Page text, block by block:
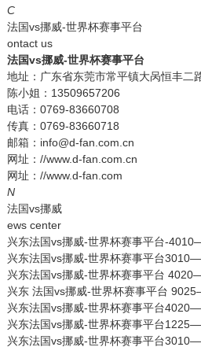
C
法国vs挪威-世界杯赛事平台
ontact us
法国vs挪威-世界杯赛事平台
地址：广东省东莞市常平镇大呙恒丰二
陈小姐：13509657206
电话：0769-83660708
传真：0769-83660718
邮箱：info@d-fan.com.cn
网址：//www.d-fan.com.cn
网址：//www.d-fan.com
N
法国vs挪威
ews center
兴东法国vs挪威-世界杯赛事平台-
兴东法国vs挪威-世界杯赛事平台
兴东法国vs挪威-世界杯赛事平台
兴东 法国vs挪威-世界杯赛事平台
兴东法国vs挪威-世界杯赛事平台
兴东法国vs挪威-世界杯赛事平台
兴东法国vs挪威-世界杯赛事平台